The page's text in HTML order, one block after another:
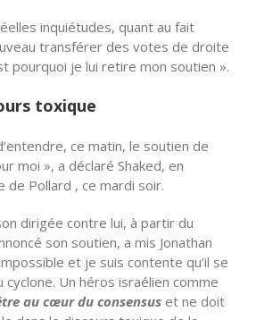
inquiétudes, quant au fait
transférer des votes de droite
pourquoi je lui retire mon soutien ».
toxique
ce matin, le soutien de
moi », a déclaré Shaked, en
de Pollard , ce mardi soir.
dirigée contre lui, à partir du
son soutien, a mis Jonathan
et je suis contente qu’il se
Un héros israélien comme
au cœur du consensus et ne doit